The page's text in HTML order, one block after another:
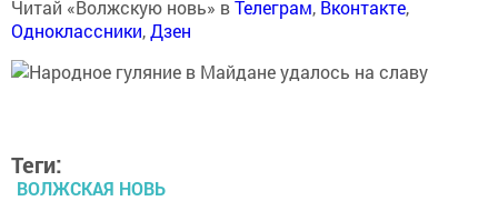
Читай «Волжскую новь» вТелеграм, Вконтакте,
Одноклассники,Дзен
Теги:
ВОЛЖСКАЯ НОВЬ